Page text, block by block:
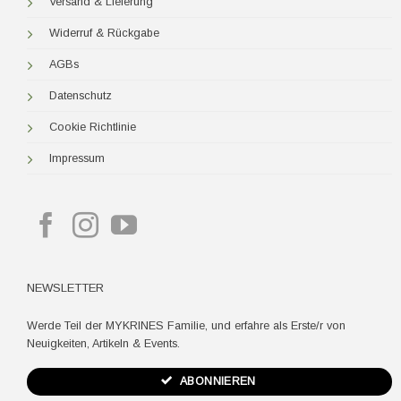
Widerruf & Rückgabe
AGBs
Datenschutz
Cookie Richtlinie
Impressum
NEWSLETTER
Werde Teil der MYKRINES Familie, und erfahre als Erste/r von
Neuigkeiten, Artikeln & Events.
ABONNIEREN